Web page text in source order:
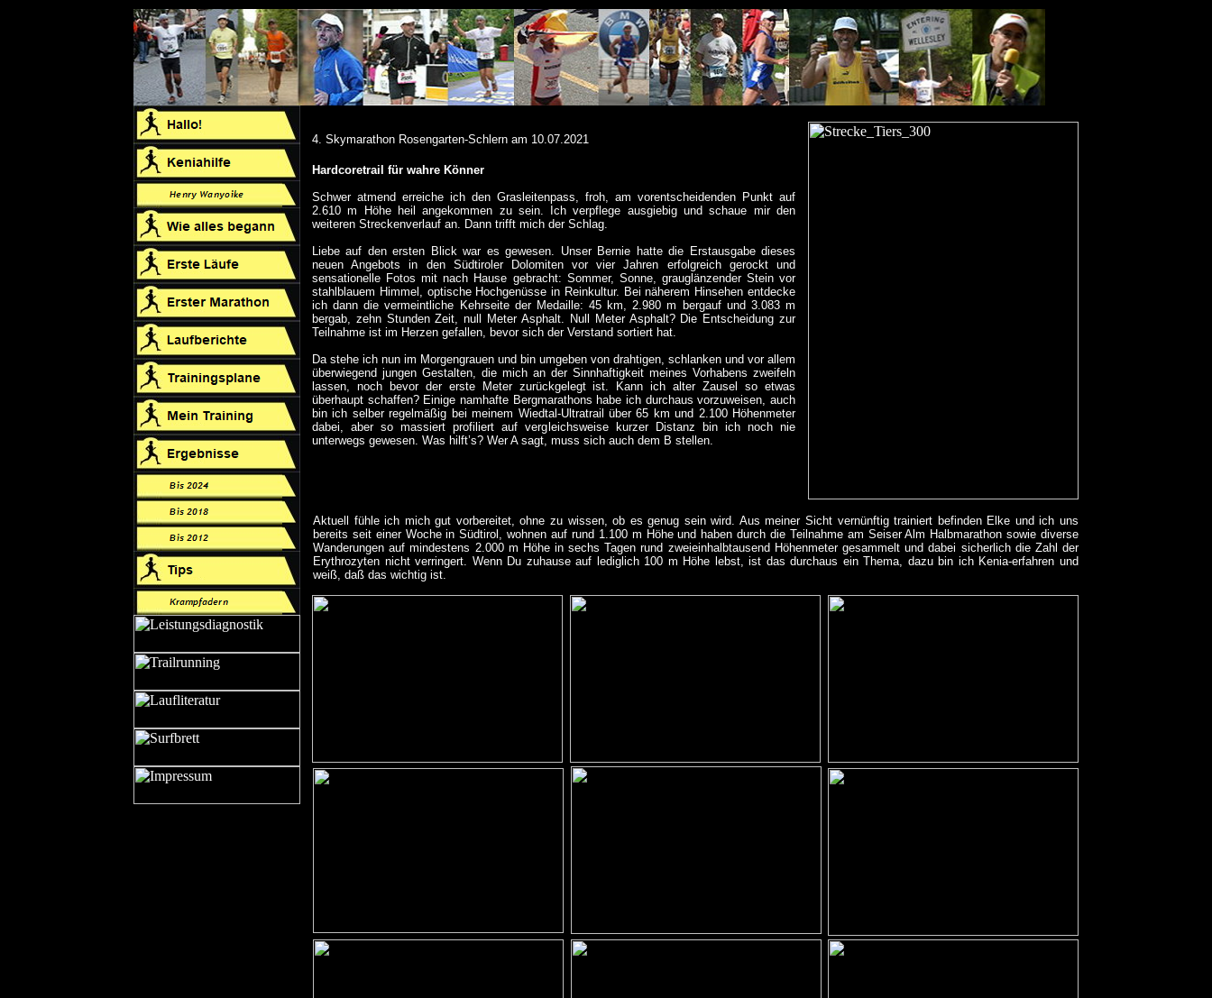
4. Skymarathon Rosengarten-Schlern am 10.07.2021
Hardcoretrail für wahre Könner
Schwer atmend erreiche ich den Grasleitenpass, froh, am vorentscheidenden Punkt auf
2.610 m Höhe heil angekommen zu sein. Ich verpflege ausgiebig und schaue mir den
weiteren Streckenverlauf an. Dann trifft mich der Schlag.
Liebe auf den ersten Blick war es gewesen. Unser Bernie hatte die Erstausgabe dieses
neuen Angebots in den Südtiroler Dolomiten vor vier Jahren erfolgreich gerockt und
sensationelle Fotos mit nach Hause gebracht: Sommer, Sonne, grauglänzender Stein vor
stahlblauem Himmel, optische Hochgenüsse in Reinkultur. Bei näherem Hinsehen entdecke
ich dann die vermeintliche Kehrseite der Medaille: 45 km, 2.980 m bergauf und 3.083 m
bergab, zehn Stunden Zeit, null Meter Asphalt. Null Meter Asphalt? Die Entscheidung zur
Teilnahme ist im Herzen gefallen, bevor sich der Verstand sortiert hat.
Da stehe ich nun im Morgengrauen und bin umgeben von drahtigen, schlanken und vor allem
überwiegend jungen Gestalten, die mich an der Sinnhaftigkeit meines Vorhabens zweifeln
lassen, noch bevor der erste Meter zurückgelegt ist. Kann ich alter Zausel so etwas
überhaupt schaffen? Einige namhafte Bergmarathons habe ich durchaus vorzuweisen, auch
bin ich selber regelmäßig bei meinem Wiedtal-Ultratrail über 65 km und 2.100 Höhenmeter
dabei, aber so massiert profiliert auf vergleichsweise kurzer Distanz bin ich noch nie
unterwegs gewesen. Was hilft’s? Wer A sagt, muss sich auch dem B stellen.
Aktuell fühle ich mich gut vorbereitet, ohne zu wissen, ob es genug sein wird. Aus meiner Sicht vernünftig trainiert befinden Elke und ich uns
bereits seit einer Woche in Südtirol, wohnen auf rund 1.100 m Höhe und haben durch die Teilnahme am Seiser Alm Halbmarathon sowie diverse
Wanderungen auf mindestens 2.000 m Höhe in sechs Tagen rund zweieinhalbtausend Höhenmeter gesammelt und dabei sicherlich die Zahl der
Erythrozyten nicht verringert. Wenn Du zuhause auf lediglich 100 m Höhe lebst, ist das durchaus ein Thema, dazu bin ich Kenia-erfahren und
weiß, daß das wichtig ist.